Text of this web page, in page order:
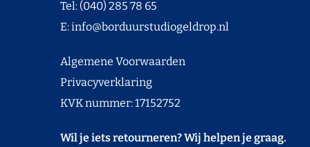
Tel: (040) 285 78 65
E:info@borduurstudiogeldrop.nl
Algemene Voorwaarden
Privacyverklaring
KVK nummer: 17152752
Wil je iets retourneren? Wij helpen je graag.